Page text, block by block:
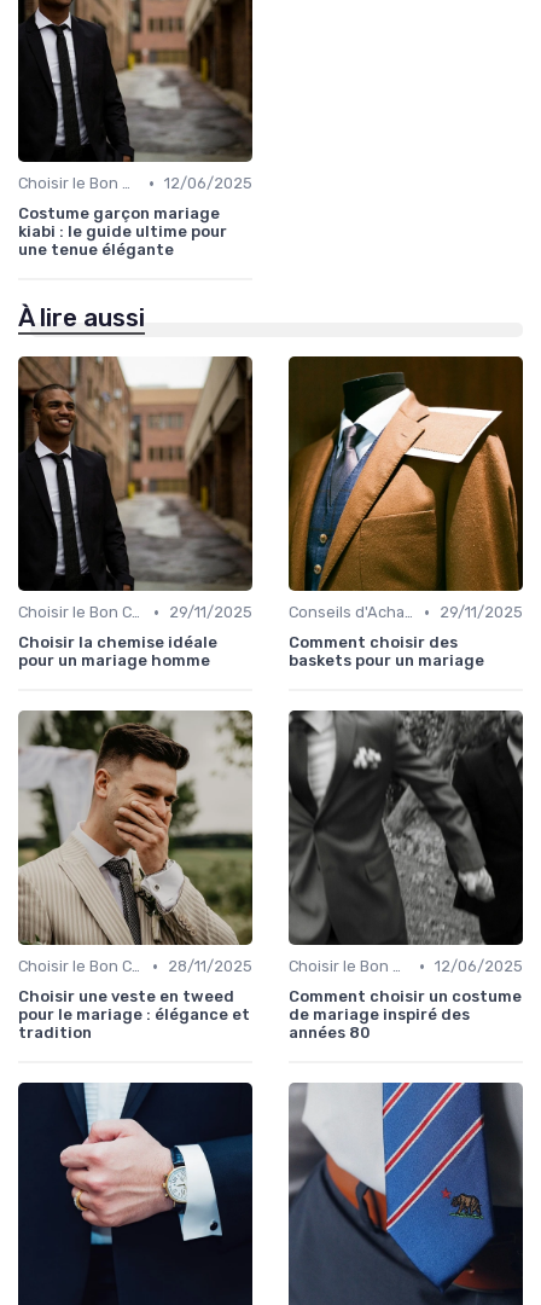
Choisir le Bon Costume • 12/06/2025
Costume garçon mariage
kiabi : le guide ultime pour
une tenue élégante
À lire aussi
Choisir le Bon Costume •
29/11/2025
Choisir la chemise idéale
pour un mariage homme
Conseils d'Achat en Ligne •
29/11/2025
Comment choisir des
baskets pour un mariage
Choisir le Bon Costume •
28/11/2025
Choisir une veste en tweed
pour le mariage : élégance et
tradition
Choisir le Bon Costume • 12/06/2025
Comment choisir un costume
de mariage inspiré des
années 80